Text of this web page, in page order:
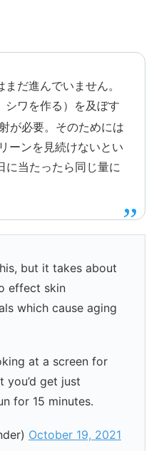
だ進んでいません。
シワを作る）を及ぼす
が必要。そのためには
ーンを見続けないとい
に当たったら同じ量に
but it takes about
effect skin
which cause aging
at a screen for
you’d get just
for 15 minutes.
October 19, 2021